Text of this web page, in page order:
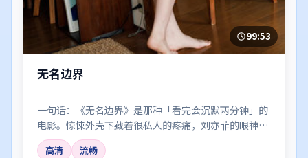
99:53
无名边界
一句话：《无名边界》是那种「看完会沉默两分钟」的
电影。惊悚外壳下藏着很私人的疼痛，刘亦菲的眼神戏
尤其要命。
高清
流畅